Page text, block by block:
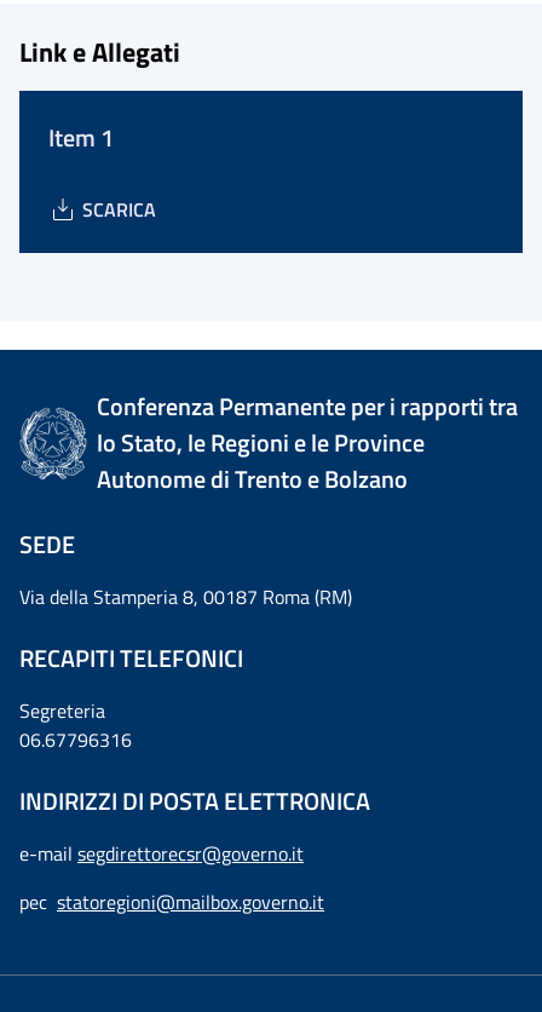
Link e Allegati
Item 1
SCARICA
Conferenza Permanente per i rapporti tra
lo Stato, le Regioni e le Province
Autonome di Trento e Bolzano
SEDE
Via della Stamperia 8, 00187 Roma (RM)
RECAPITI TELEFONICI
Segreteria
06.67796316
INDIRIZZI DI POSTA ELETTRONICA
e-mail segdirettorecsr@governo.it
pec statoregioni@mailbox.governo.it